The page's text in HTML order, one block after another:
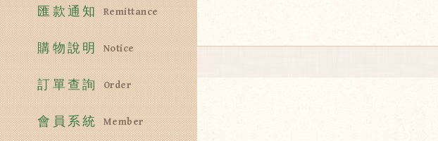
匯款通知 Remittance
購物說明 Notice
訂單查詢 Order
會員系統 Member